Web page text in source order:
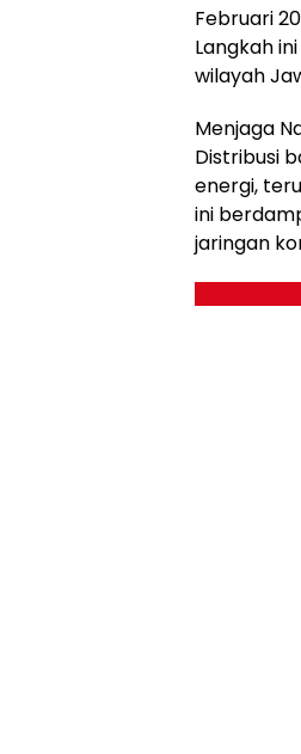
Februari
Langkah
wilayah
Menjaga
Distribusi
energi,
ini
jaringan